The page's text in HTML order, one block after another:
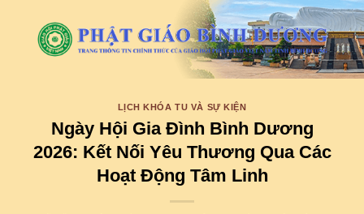
LỊCH KHÓA TU VÀ SỰ KIỆN
Ngày Hội Gia Đình Bình Dương
2026: Kết Nối Yêu Thương Qua Các
Hoạt Động Tâm Linh